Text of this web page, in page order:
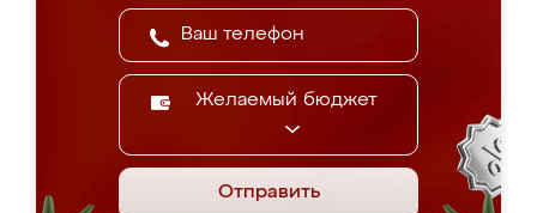
Желаемый бюджет
Отправить